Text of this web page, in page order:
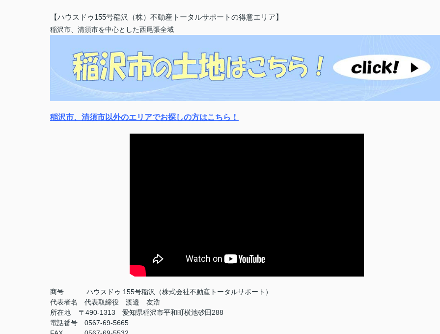
【ハウスドゥ155号稲沢（株）不動産トータルサポートの得意エリア】
稲沢市、清須市を中心とした西尾張全域
稲沢市、清須市以外のエリアでお探しの方はこちら！
商号
ハウスドゥ 155号稲沢（株式会社不動産トータルサポート）
代表者名 代表取締役 渡邉 友浩
所在地 〒490-1313 愛知県稲沢市平和町横池砂田288
電話番号 0567-69-5665